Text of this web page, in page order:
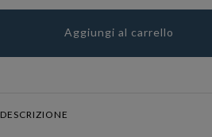
Aggiungi al carrello
DESCRIZIONE